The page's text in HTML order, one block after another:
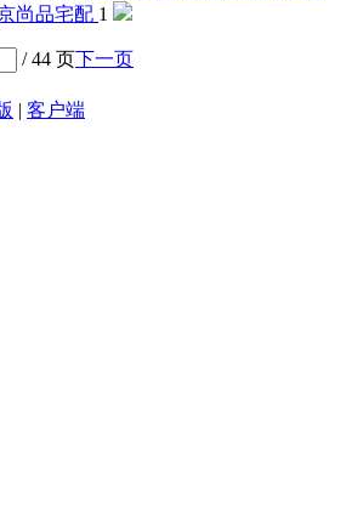
尚品宅配 1
/ 44 页下一页
| 客户端